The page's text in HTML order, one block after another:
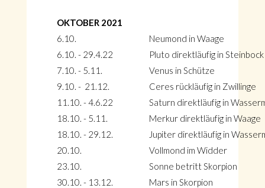
OKTOBER 2021
6.10.
Neumond in Waage
6.10. - 29.4.22
Pluto direktläufig in Steinbock
7.10. - 5.11.
Venus in Schütze
9.10. - 21.12.
Ceres rückläufig in Zwillinge
11.10. - 4.6.22
Saturn direktläufig in
18.10. - 5.11.
Merkur direktläufig in Waage
18.10. - 29.12.
Jupiter direktläufig in
20.10.
Vollmond im Widder
23.10.
Sonne betritt Skorpion
30.10. - 13.12.
Mars in Skorpion